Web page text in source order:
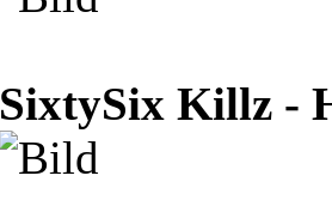
SixtySix Killz -